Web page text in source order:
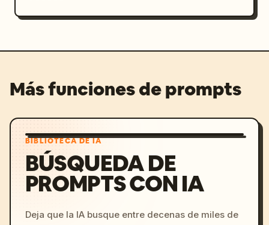
Más funciones de prompts
BIBLIOTECA DE IA
BÚSQUEDA DE
PROMPTS CON IA
Deja que la IA busque entre decenas de miles de